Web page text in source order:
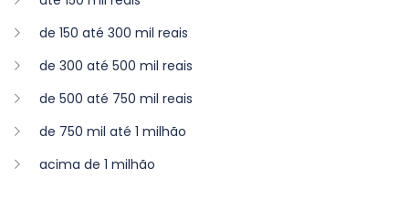
de 150 até 300 mil reais
de 300 até 500 mil reais
de 500 até 750 mil reais
de 750 mil até 1 milhão
acima de 1 milhão